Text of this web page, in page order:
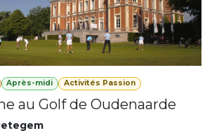
Après-midi Activités Passion
au Golf de Oudenaarde